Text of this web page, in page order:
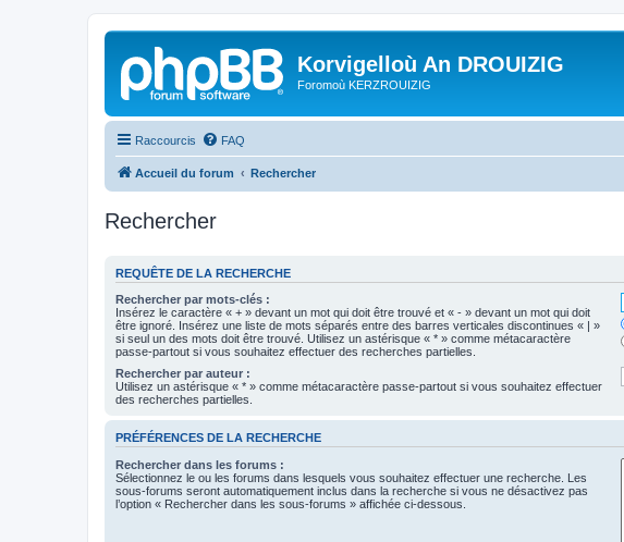
Korvigelloù An DROUIZIG
Foromoù KERZROUIZIG
Raccourcis FAQ
Accueil du forum Rechercher
Rechercher
REQUÊTE DE LA RECHERCHE
Rechercher par mots-clés :
Insérez le caractère « + » devant un mot qui doit être trouvé et « - » devant un mot qui doit
être ignoré. Insérez une liste de mots séparés entre des barres verticales discontinues « | »
si seul un des mots doit être trouvé. Utilisez un astérisque « * » comme métacaractère
passe-partout si vous souhaitez effectuer des recherches partielles.
Rechercher par auteur :
Utilisez un astérisque « * » comme métacaractère passe-partout si vous souhaitez effectuer
des recherches partielles.
PRÉFÉRENCES DE LA RECHERCHE
Rechercher dans les forums :
Sélectionnez le ou les forums dans lesquels vous souhaitez effectuer une recherche. Les
sous-forums seront automatiquement inclus dans la recherche si vous ne désactivez pas
l’option « Rechercher dans les sous-forums » affichée ci-dessous.